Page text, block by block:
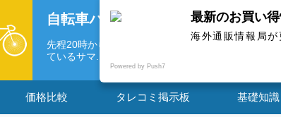
自転車パーツの海外通販情報局
先程20時からPBKでビッグなクーポンが登場！ 今回
ているサマ...
価格比較 タレコミ掲示板 基礎知識
最新のお買い
海外通販情報局
Powered by Push7